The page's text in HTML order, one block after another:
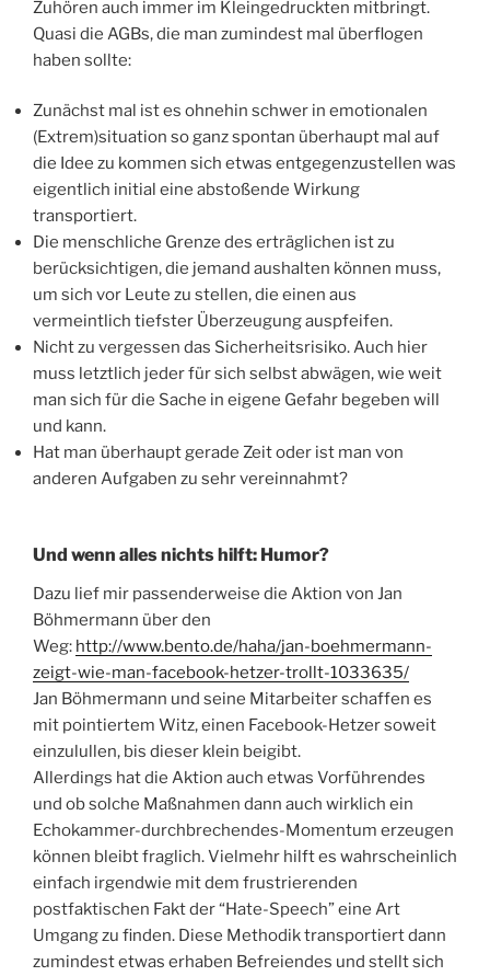
Zuhören auch immer im Kleingedruckten mitbringt.
Quasi die AGBs, die man zumindest mal überflogen
haben sollte:
Zunächst mal ist es ohnehin schwer in emotionalen
(Extrem)situation so ganz spontan überhaupt mal auf
die Idee zu kommen sich etwas entgegenzustellen was
eigentlich initial eine abstoßende Wirkung
transportiert.
Die menschliche Grenze des erträglichen ist zu
berücksichtigen, die jemand aushalten können muss,
um sich vor Leute zu stellen, die einen aus
vermeintlich tiefster Überzeugung auspfeifen.
Nicht zu vergessen das Sicherheitsrisiko. Auch hier
muss letztlich jeder für sich selbst abwägen, wie weit
man sich für die Sache in eigene Gefahr begeben will
und kann.
Hat man überhaupt gerade Zeit oder ist man von
anderen Aufgaben zu sehr vereinnahmt?
Und wenn alles nichts hilft: Humor?
Dazu lief mir passenderweise die Aktion von Jan
Böhmermann über den
Weg: http://www.bento.de/haha/jan-boehmermann-
zeigt-wie-man-facebook-hetzer-trollt-1033635/
Jan Böhmermann und seine Mitarbeiter schaffen es
mit pointiertem Witz, einen Facebook-Hetzer soweit
einzulullen, bis dieser klein beigibt.
Allerdings hat die Aktion auch etwas Vorführendes
und ob solche Maßnahmen dann auch wirklich ein
Echokammer-durchbrechendes-Momentum erzeugen
können bleibt fraglich. Vielmehr hilft es wahrscheinlich
einfach irgendwie mit dem frustrierenden
postfaktischen Fakt der “Hate-Speech” eine Art
Umgang zu finden. Diese Methodik transportiert dann
zumindest etwas erhaben Befreiendes und stellt sich